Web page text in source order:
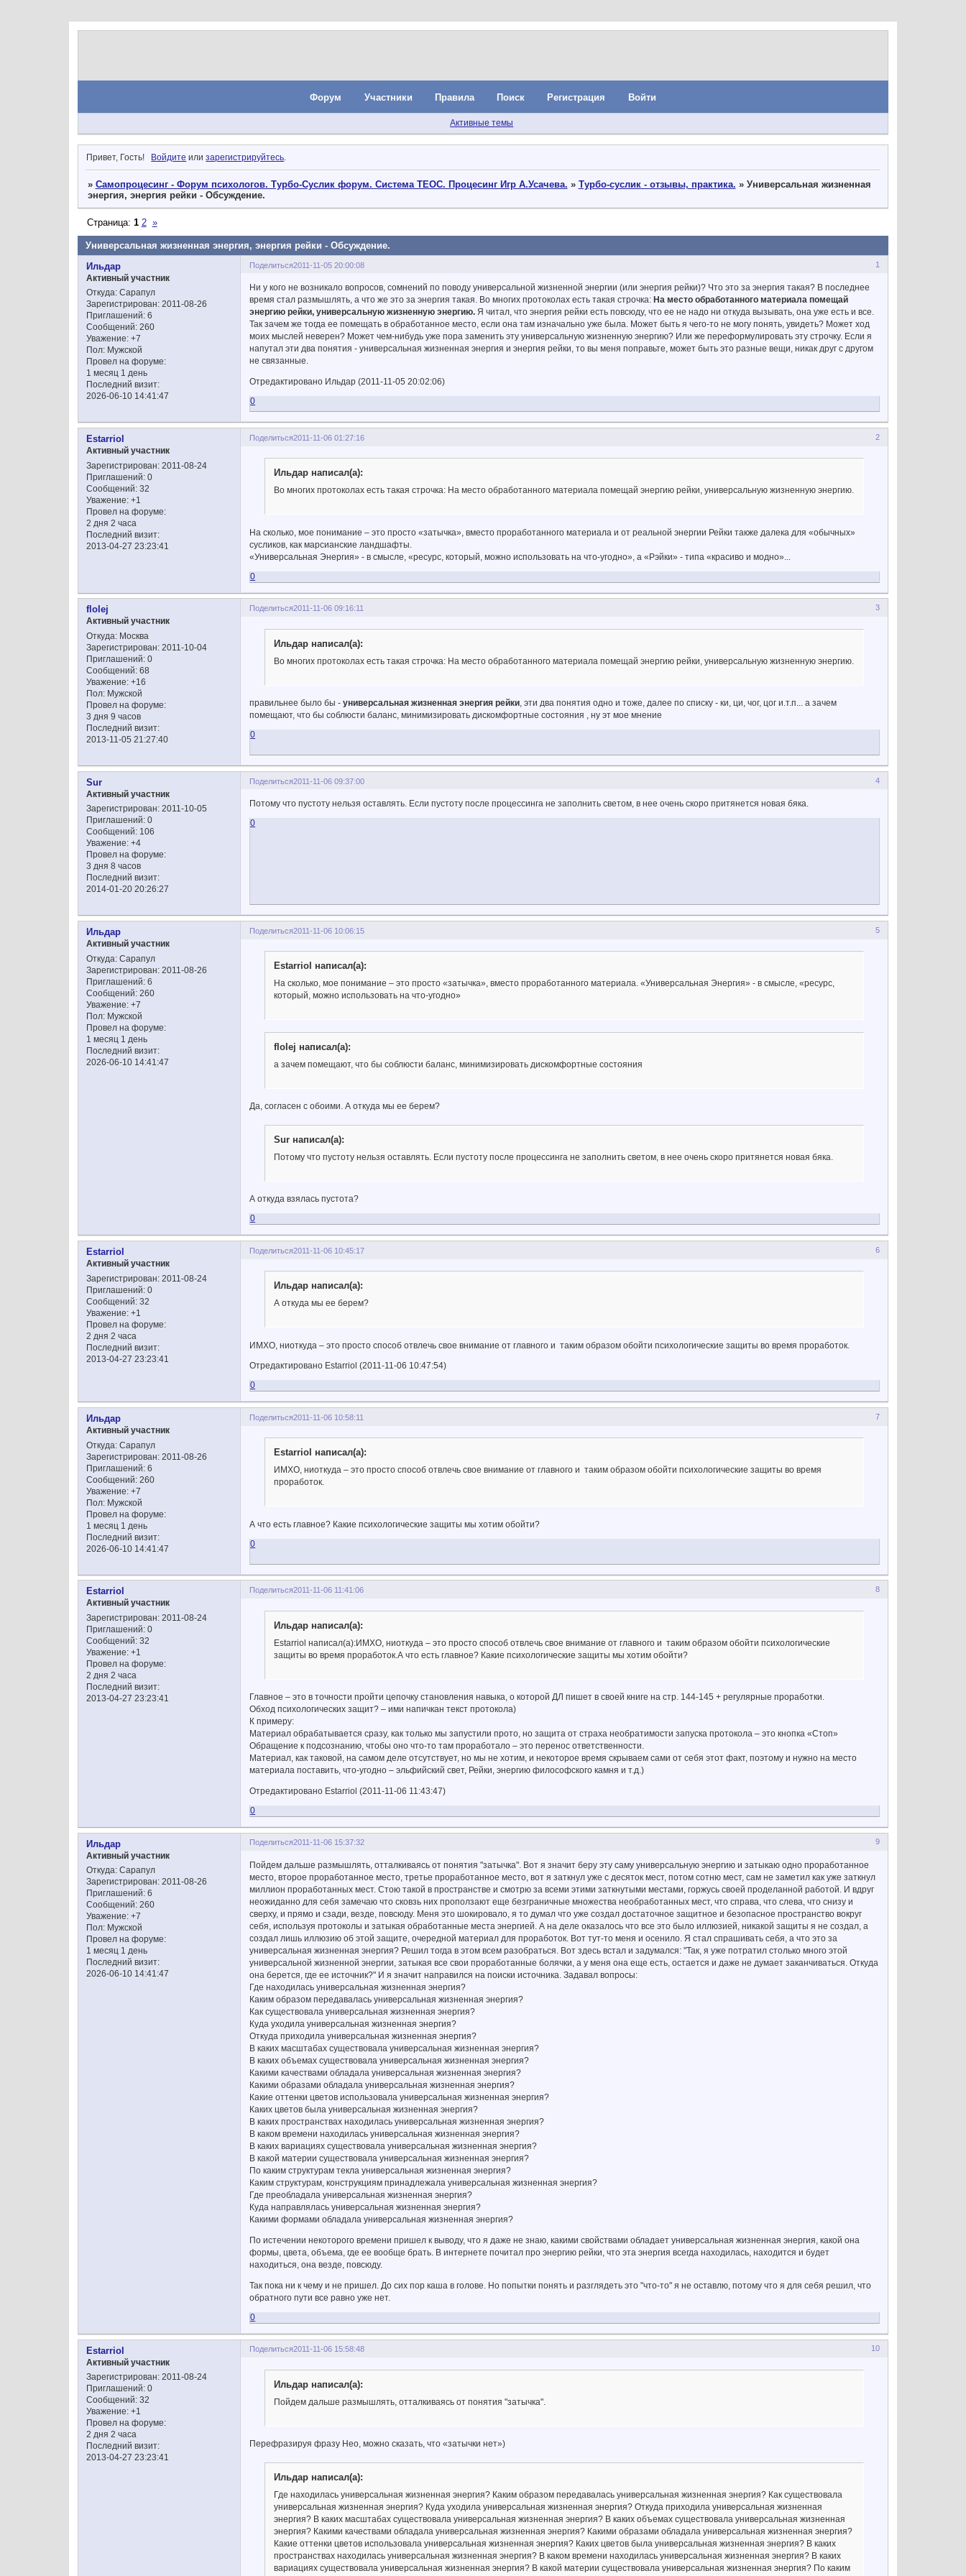
Форум Участники Правила Поиск Регистрация Войти
Активные темы
Привет, Гость! Войдите илизарегистрируйтесь
» Самопроцесинг - Форум психологов. Турбо-Суслик форум. Система ТЕОС. Процесинг Игр А.Усачева. » Турбо-суслик - отзывы, практика. » Универсальная жизненная
энергия, энергия рейки - Обсуждение.
Универсальная жизненная энергия, энергия рейки - Обсуждение.
Страница: 1 2 »
Поделиться 1
2011-11-05 20:00:08
Ильдар
Активный участник
Откуда: Сарапул
Зарегистрирован: 2011-08-26
Приглашений: 6
Сообщений: 260
Уважение: +7
Пол: Мужской
Провел на форуме:
1 месяц 1 день
Последний визит:
2026-06-10 14:41:47
Ни у кого не возникало вопросов, сомнений по поводу универсальной жизненной энергии (или энергия рейки)? Что это за энергия такая? В последнее
время стал размышлять, а что же это за энергия такая. Во многих протоколах есть такая строчка: На место обработанного материала помещай
энергию рейки, универсальную жизненную энергию. Я читал, что энергия рейки есть повсюду, что ее не надо ни откуда вызывать, она уже есть и все.
Так зачем же тогда ее помещать в обработанное место, если она там изначально уже была. Может быть я чего-то не могу понять, увидеть? Может ход
моих мыслей неверен? Может чем-нибудь уже пора заменить эту универсальную жизненную энергию? Или же переформулировать эту строчку. Если я
напутал эти два понятия - универсальная жизненная энергия и энергия рейки, то вы меня поправьте, может быть это разные вещи, никак друг с другом
не связанные.
Отредактировано Ильдар (2011-11-05 20:02:06)
0
Поделиться 2
2011-11-06 01:27:16
Estarriol
Активный участник
Зарегистрирован: 2011-08-24
Приглашений: 0
Сообщений: 32
Уважение: +1
Провел на форуме:
2 дня 2 часа
Последний визит:
2013-04-27 23:23:41
Ильдар написал(а):
Во многих протоколах есть такая строчка: На место обработанного материала помещай энергию рейки, универсальную жизненную энергию.
На сколько, мое понимание – это просто «затычка», вместо проработанного материала и от реальной энергии Рейки также далека для «обычных»
сусликов, как марсианские ландшафты.
«Универсальная Энергия» - в смысле, «ресурс, который, можно использовать на что-угодно», а «Рэйки» - типа «красиво и модно»...
0
Поделиться 3
2011-11-06 09:16:11
flolej
Активный участник
Откуда: Москва
Зарегистрирован: 2011-10-04
Приглашений: 0
Сообщений: 68
Уважение: +16
Пол: Мужской
Провел на форуме:
3 дня 9 часов
Последний визит:
2013-11-05 21:27:40
Ильдар написал(а):
Во многих протоколах есть такая строчка: На место обработанного материала помещай энергию рейки, универсальную жизненную энергию.
правильнее было бы -универсальная жизненная энергия рейки, эти два понятия одно и тоже, далее по списку - ки, ци, чог, цог и.т.п... а зачем
помещают, что бы соблюсти баланс, минимизировать дискомфортные состояния , ну эт мое мнение
0
Поделиться 4
2011-11-06 09:37:00
Sur
Активный участник
Зарегистрирован: 2011-10-05
Приглашений: 0
Сообщений: 106
Уважение: +4
Провел на форуме:
3 дня 8 часов
Последний визит:
2014-01-20 20:26:27
Потому что пустоту нельзя оставлять. Если пустоту после процессинга не заполнить светом, в нее очень скоро притянется новая бяка.
0
Поделиться 5
2011-11-06 10:06:15
Ильдар
Активный участник
Откуда: Сарапул
Зарегистрирован: 2011-08-26
Приглашений: 6
Сообщений: 260
Уважение: +7
Пол: Мужской
Провел на форуме:
1 месяц 1 день
Последний визит:
2026-06-10 14:41:47
Estarriol написал(а):
На сколько, мое понимание – это просто «затычка», вместо проработанного материала. «Универсальная Энергия» - в смысле, «ресурс,
который, можно использовать на что-угодно»
flolej написал(а):
а зачем помещают, что бы соблюсти баланс, минимизировать дискомфортные состояния
Да, согласен с обоими. А откуда мы ее берем?
Sur написал(а):
Потому что пустоту нельзя оставлять. Если пустоту после процессинга не заполнить светом, в нее очень скоро притянется новая бяка.
А откуда взялась пустота?
0
Поделиться 6
2011-11-06 10:45:17
Estarriol
Активный участник
Зарегистрирован: 2011-08-24
Приглашений: 0
Сообщений: 32
Уважение: +1
Провел на форуме:
2 дня 2 часа
Последний визит:
2013-04-27 23:23:41
Ильдар написал(а):
А откуда мы ее берем?
ИМХО, ниоткуда – это просто способ отвлечь свое внимание от главного и таким образом обойти психологические защиты во время проработок.
Отредактировано Estarriol (2011-11-06 10:47:54)
0
Поделиться 7
2011-11-06 10:58:11
Ильдар
Активный участник
Откуда: Сарапул
Зарегистрирован: 2011-08-26
Приглашений: 6
Сообщений: 260
Уважение: +7
Пол: Мужской
Провел на форуме:
1 месяц 1 день
Последний визит:
2026-06-10 14:41:47
Estarriol написал(а):
ИМХО, ниоткуда – это просто способ отвлечь свое внимание от главного и таким образом обойти психологические защиты во время
проработок.
А что есть главное? Какие психологические защиты мы хотим обойти?
0
Поделиться 8
2011-11-06 11:41:06
Estarriol
Активный участник
Зарегистрирован: 2011-08-24
Приглашений: 0
Сообщений: 32
Уважение: +1
Провел на форуме:
2 дня 2 часа
Последний визит:
2013-04-27 23:23:41
Ильдар написал(а):
Estarriol написал(а):ИМХО, ниоткуда – это просто способ отвлечь свое внимание от главного и таким образом обойти психологические
защиты во время проработок.А что есть главное? Какие психологические защиты мы хотим обойти?
Главное – это в точности пройти цепочку становления навыка, о которой ДЛ пишет в своей книге на стр. 144-145 + регулярные проработки.
Обход психологических защит? – ими напичкан текст протокола)
К примеру:
Материал обрабатывается сразу, как только мы запустили прото, но защита от страха необратимости запуска протокола – это кнопка «Стоп»
Обращение к подсознанию, чтобы оно что-то там проработало – это перенос ответственности.
Материал, как таковой, на самом деле отсутствует, но мы не хотим, и некоторое время скрываем сами от себя этот факт, поэтому и нужно на место
материала поставить, что-угодно – эльфийский свет, Рейки, энергию философского камня и т.д.)
Отредактировано Estarriol (2011-11-06 11:43:47)
0
Поделиться 9
2011-11-06 15:37:32
Ильдар
Активный участник
Откуда: Сарапул
Зарегистрирован: 2011-08-26
Приглашений: 6
Сообщений: 260
Уважение: +7
Пол: Мужской
Провел на форуме:
1 месяц 1 день
Последний визит:
2026-06-10 14:41:47
Пойдем дальше размышлять, отталкиваясь от понятия "затычка". Вот я значит беру эту саму универсальную энергию и затыкаю одно проработанное
место, второе проработанное место, третье проработанное место, вот я заткнул уже с десяток мест, потом сотню мест, сам не заметил как уже заткнул
миллион проработанных мест. Стою такой в пространстве и смотрю за всеми этими заткнутыми местами, горжусь своей проделанной работой. И вдруг
неожиданно для себя замечаю что сковзь них проползают еще безграничные множества необработанных мест, что справа, что слева, что снизу и
сверху, и прямо и сзади, везде, повсюду. Меня это шокировало, я то думал что уже создал достаточное защитное и безопасное пространство вокруг
себя, используя протоколы и затыкая обработанные места энергией. А на деле оказалось что все это было иллюзией, никакой защиты я не создал, а
создал лишь иллюзию об этой защите, очередной материал для проработок. Вот тут-то меня и осенило. Я стал спрашивать себя, а что это за
универсальная жизненная энергия? Решил тогда в этом всем разобраться. Вот здесь встал и задумался: "Так, я уже потратил столько много этой
универсальной жизненной энергии, затыкая все свои проработанные болячки, а у меня она еще есть, остается и даже не думает заканчиваться. Откуда
она берется, где ее источник?" И я значит направился на поиски источника. Задавал вопросы:
Где находилась универсальная жизненная энергия?
Каким образом передавалась универсальная жизненная энергия?
Как существовала универсальная жизненная энергия?
Куда уходила универсальная жизненная энергия?
Откуда приходила универсальная жизненная энергия?
В каких масштабах существовала универсальная жизненная энергия?
В каких объемах существовала универсальная жизненная энергия?
Какими качествами обладала универсальная жизненная энергия?
Какими образами обладала универсальная жизненная энергия?
Какие оттенки цветов использовала универсальная жизненная энергия?
Каких цветов была универсальная жизненная энергия?
В каких пространствах находилась универсальная жизненная энергия?
В каком времени находилась универсальная жизненная энергия?
В каких вариациях существовала универсальная жизненная энергия?
В какой материи существовала универсальная жизненная энергия?
По каким структурам текла универсальная жизненная энергия?
Каким структурам, конструкциям принадлежала универсальная жизненная энергия?
Где преобладала универсальная жизненная энергия?
Куда направлялась универсальная жизненная энергия?
Какими формами обладала универсальная жизненная энергия?
По истечении некоторого времени пришел к выводу, что я даже не знаю, какими свойствами обладает универсальная жизненная энергия, какой она
формы, цвета, объема, где ее вообще брать. В интернете почитал про энергию рейки, что эта энергия всегда находилась, находится и будет
находиться, она везде, повсюду.
Так пока ни к чему и не пришел. До сих пор каша в голове. Но попытки понять и разглядеть это "что-то" я не оставлю, потому что я для себя решил, что
обратного пути все равно уже нет.
0
Поделиться 10
2011-11-06 15:58:48
Estarriol
Активный участник
Зарегистрирован: 2011-08-24
Приглашений: 0
Сообщений: 32
Уважение: +1
Провел на форуме:
2 дня 2 часа
Последний визит:
2013-04-27 23:23:41
Ильдар написал(а):
Пойдем дальше размышлять, отталкиваясь от понятия "затычка".
Перефразируя фразу Нео, можно сказать, что «затычки нет»)
Ильдар написал(а):
Где находилась универсальная жизненная энергия? Каким образом передавалась универсальная жизненная энергия? Как существовала
универсальная жизненная энергия? Куда уходила универсальная жизненная энергия? Откуда приходила универсальная жизненная
энергия? В каких масштабах существовала универсальная жизненная энергия? В каких объемах существовала универсальная жизненная
энергия? Какими качествами обладала универсальная жизненная энергия? Какими образами обладала универсальная жизненная энергия?
Какие оттенки цветов использовала универсальная жизненная энергия? Каких цветов была универсальная жизненная энергия? В каких
пространствах находилась универсальная жизненная энергия? В каком времени находилась универсальная жизненная энергия? В каких
вариациях существовала универсальная жизненная энергия? В какой материи существовала универсальная жизненная энергия? По каким